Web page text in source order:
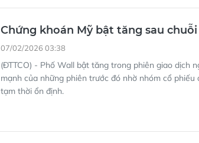
Chứng khoán Mỹ bật tăng sau
07/02/2026 03:38
(ĐTTCO) - Phố Wall bật tăng trong phiên giao dịch
mạnh của những phiên trước đó nhờ nhóm cổ
tạm thời ổn định.